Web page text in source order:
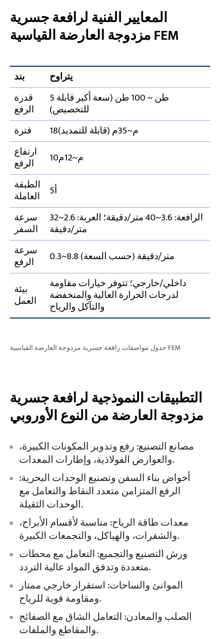
المعايير الفنية لرافعة جسرية
مزدوجة العارضة القياسية FEM
بند
يتراوح
قدرة
الرفع
5 طن ~ 100 طن (سعة أكبر قابلة
للتخصيص)
فترة
18م~35م (قابلة للتمديد)
ارتفاع
الرفع
10م~12م
الطبقة
العاملة
أ5
سرعة
السفر
الرافعة: 3.6~40 متر/دقيقة؛ العربة: 2.6~32
متر/دقيقة
سرعة
الرفع 0.3~8.8 متر/دقيقة (حسب السعة)
بيئة
العمل
داخلي/خارجي؛ تتوفر خيارات مقاومة
لدرجات الحرارة العالية والمنخفضة
والتآكل والرياح
جدول مواصفات رافعة جسرية مزدوجة العارضة القياسية FEM
التطبيقات النموذجية لرافعة جسرية
مزدوجة العارضة من النوع الأوروبي
مصانع التصنيع: رفع وتدوير المكونات الكبيرة،
والعوارض الفولاذية، وإطارات المعدات.
أحواض بناء السفن وتصنيع الوحدات البحرية:
الرفع المتزامن متعدد النقاط والتعامل مع
الوحدات الثقيلة.
معدات طاقة الرياح: مناسبة لأقسام الأبراج،
والشفرات، والهياكل، والتجمعات الكبيرة.
ورش التصنيع والتجميع: التعامل مع محطات
متعددة وتدفق المواد عالية التردد.
الموانئ والساحات: استقرار خارجي ممتاز
ومقاومة قوية للرياح.
الصلب والمعادن: التعامل الشاق مع الصفائح
والمقاطع والملفات.